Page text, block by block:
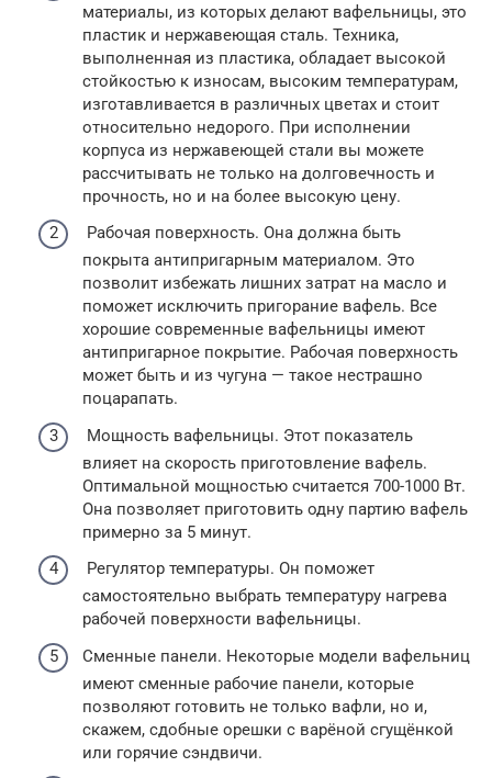
материалы, из которых делают вафельницы, это
пластик и нержавеющая сталь. Техника,
выполненная из пластика, обладает высокой
стойкостью к износам, высоким температурам,
изготавливается в различных цветах и стоит
относительно недорого. При исполнении
корпуса из нержавеющей стали вы можете
рассчитывать не только на долговечность и
прочность, но и на более высокую цену.
Рабочая поверхность. Она должна быть
покрыта антипригарным материалом. Это
позволит избежать лишних затрат на масло и
поможет исключить пригорание вафель. Все
хорошие современные вафельницы имеют
антипригарное покрытие. Рабочая поверхность
может быть и из чугуна — такое нестрашно
поцарапать.
Мощность вафельницы. Этот показатель
влияет на скорость приготовление вафель.
Оптимальной мощностью считается 700-1000 Вт.
Она позволяет приготовить одну партию вафель
примерно за 5 минут.
Регулятор температуры. Он поможет
самостоятельно выбрать температуру нагрева
рабочей поверхности вафельницы.
Сменные панели. Некоторые модели вафельниц
имеют сменные рабочие панели, которые
позволяют готовить не только вафли, но и,
скажем, сдобные орешки с варёной сгущёнкой
или горячие сэндвичи.